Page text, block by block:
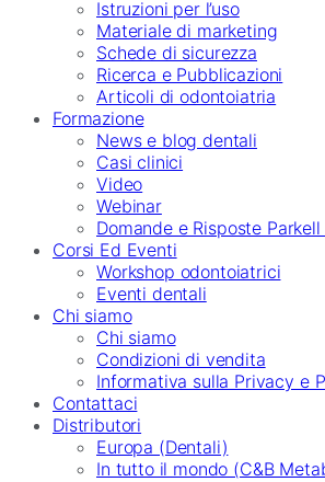
Istruzioni per l’uso
Materiale di marketing
Schede di sicurezza
Ricerca e Pubblicazioni
Articoli di odontoiatria
Formazione
News e blog dentali
Casi clinici
Video
Webinar
Domande e Risposte
Corsi Ed Eventi
Workshop odontoiatrici
Eventi dentali
Chi siamo
Chi siamo
Condizioni di vendita
Informativa sulla Privacy e
Contattaci
Distributori
Europa (Dentali)
In tutto il mondo (C&B